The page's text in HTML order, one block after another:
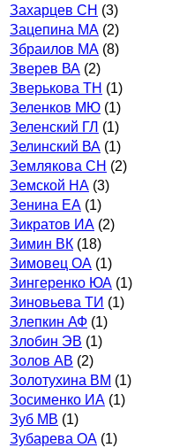
Захарцев СН (3)
Зацепина МА (2)
Збраилов МА (8)
Зверев ВА (2)
Зверькова ТН (1)
Зеленков МЮ (1)
Зеленский ГЛ (1)
Зелинский ВА (1)
Землякова СН (2)
Земской НА (3)
Зенина ЕА (1)
Зикратов ИА (2)
Зимин ВК (18)
Зимовец ОА (1)
Зингеренко ЮА (1)
Зиновьева ТИ (1)
Злепкин АФ (1)
Злобин ЭВ (1)
Золов АВ (2)
Золотухина ВМ (1)
Зосименко ИА (1)
Зуб МВ (1)
Зубарева ОА (1)